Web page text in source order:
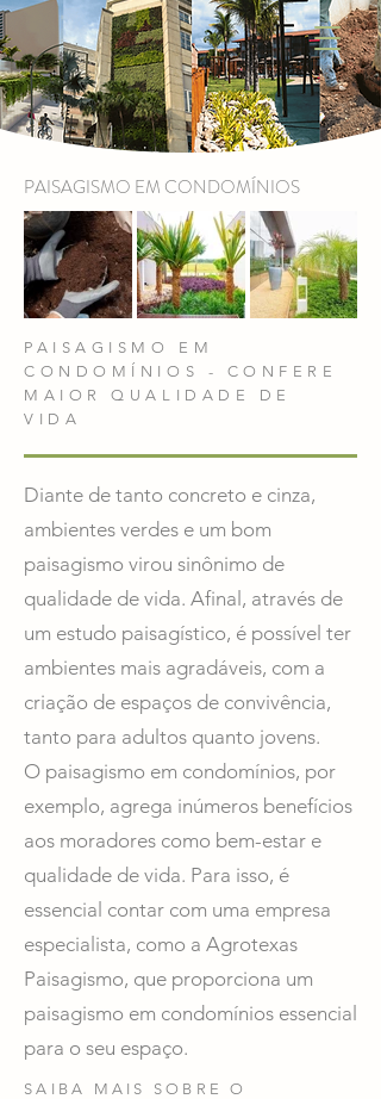
PAISAGISMO EM CONDOMÍNIOS
PAISAGISMO EM
CONDOMÍNIOS - CONFERE
MAIOR QUALIDADE DE
VIDA
Diante de tanto concreto e cinza,
ambientes verdes e um bom
paisagismo virou sinônimo de
qualidade de vida. Afinal, através de
um estudo paisagístico, é possível ter
ambientes mais agradáveis, com a
criação de espaços de convivência,
tanto para adultos quanto jovens.
O paisagismo em condomínios, por
exemplo, agrega inúmeros benefícios
aos moradores como bem-estar e
qualidade de vida. Para isso, é
essencial contar com uma empresa
especialista, como a Agrotexas
Paisagismo, que proporciona um
paisagismo em condomínios essencial
para o seu espaço.
SAIBA MAIS SOBRE O